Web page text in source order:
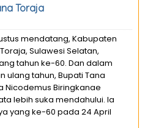
Toraja
mendatang, Kabupaten
Sulawesi Selatan,
tahun ke-60. Dan dalam
ulang tahun, Bupati Tana
Nicodemus Biringkanae
lebih suka mendahului. Ia
yang ke-60 pada 24 April